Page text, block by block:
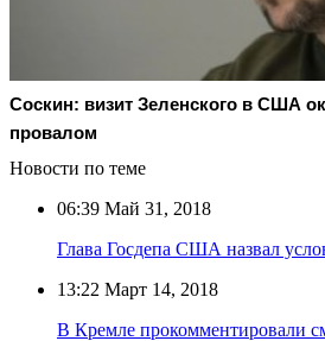
Соскин: визит Зеленского в США
провалом
Новости по теме
06:39 Май 31, 2018
Глава Госдепа США назвал
13:22 Март 14, 2018
В Кремле прокомментировали